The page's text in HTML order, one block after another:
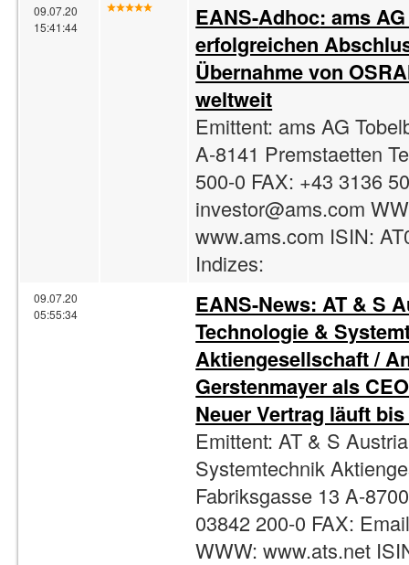
09.07.20
15:41:44
EANS-Adhoc: ams
erfolgreichen
Übernahme von
weltweit
Emittent: ams AG
A-8141 Premstaetten
500-0 FAX: +43 3136
investor@ams.com
www.ams.com ISIN:
Indizes:
09.07.20
05:55:34
EANS-News: AT & S
Technologie &
Aktiengesellschaft /
Gerstenmayer als
Neuer Vertrag läuft
Emittent: AT & S
Systemtechnik
Fabriksgasse 13 A-
03842 200-0 FAX:
WWW: www.ats.net